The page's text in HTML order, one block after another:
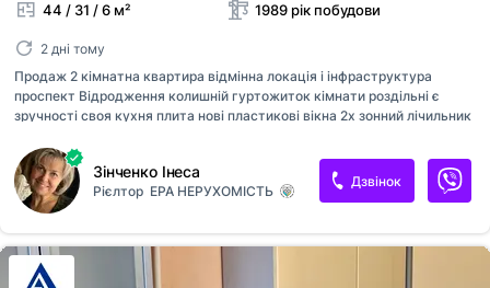
44 / 31 / 6 м²
1989 рік побудови
2 дні тому
Продаж 2 кімнатна квартира відмінна локація і інфраструктура
проспект Відродження колишній гуртожиток кімнати роздільні є
зручності своя кухня плита нові пластикові вікна 2х зонний лічильник
ІТП Документи готові до продажу
Зінченко Інеса
Рієлтор ЕРА НЕРУХОМІСТЬ
Дзвінок